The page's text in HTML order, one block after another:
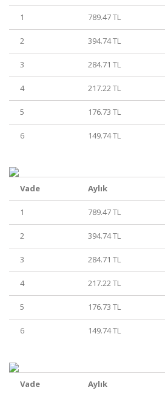
1 789.47 TL
2 394.74 TL
3 284.71 TL
4 217.22 TL
5 176.73 TL
6 149.74 TL
Vade Aylık
1 789.47 TL
2 394.74 TL
3 284.71 TL
4 217.22 TL
5 176.73 TL
6 149.74 TL
Vade Aylık